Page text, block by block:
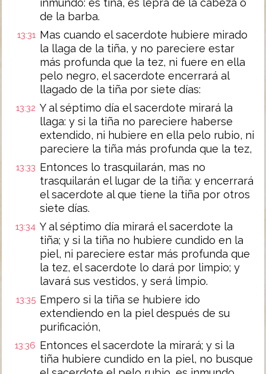
inmundo: es tiña, es lepra de la cabeza ó
de la barba.
13:31 Mas cuando el sacerdote hubiere mirado
la llaga de la tiña, y no pareciere estar
más profunda que la tez, ni fuere en ella
pelo negro, el sacerdote encerrará al
llagado de la tiña por siete días:
13:32 Y al séptimo día el sacerdote mirará la
llaga: y si la tiña no pareciere haberse
extendido, ni hubiere en ella pelo rubio, ni
pareciere la tiña más profunda que la tez,
13:33 Entonces lo trasquilarán, mas no
trasquilarán el lugar de la tiña: y encerrará
el sacerdote al que tiene la tiña por otros
siete días.
13:34 Y al séptimo día mirará el sacerdote la
tiña; y si la tiña no hubiere cundido en la
piel, ni pareciere estar más profunda que
la tez, el sacerdote lo dará por limpio; y
lavará sus vestidos, y será limpio.
13:35 Empero si la tiña se hubiere ido
extendiendo en la piel después de su
purificación,
13:36 Entonces el sacerdote la mirará; y si la
tiña hubiere cundido en la piel, no busque